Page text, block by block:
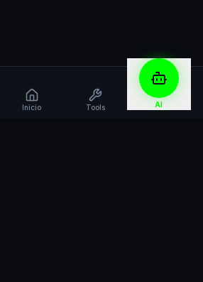
Inicio Tools AI